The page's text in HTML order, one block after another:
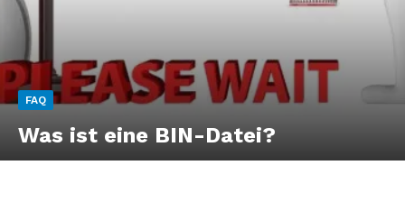
FAQ
Was ist eine BIN-Datei?